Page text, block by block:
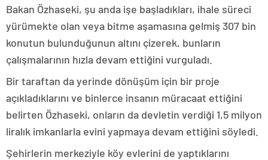
Bakan Özhaseki, şu anda işe başladıkları, ihale süreci
yürümekte olan veya bitme aşamasına gelmiş 307 bin
konutun bulunduğunun altını çizerek, bunların
çalışmalarının hızla devam ettiğini vurguladı.
Bir taraftan da yerinde dönüşüm için bir proje
açıkladıklarını ve binlerce insanın müracaat ettiğini
belirten Özhaseki, onların da devletin verdiği 1,5 milyon
liralık imkanlarla evini yapmaya devam ettiğini söyledi.
Şehirlerin merkeziyle köy evlerini de yaptıklarını